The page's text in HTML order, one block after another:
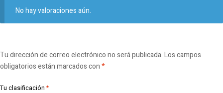
No hay valoraciones aún.
Tu dirección de correo electrónico no será publicada.Los campos
obligatorios están marcados con*
Tu clasificación*